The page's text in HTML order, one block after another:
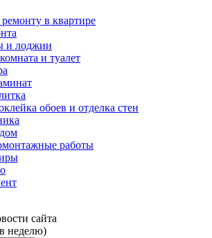
в квартире
и лоджии
и туалет
обоев и отделка стен
работы
сайта
неделю)